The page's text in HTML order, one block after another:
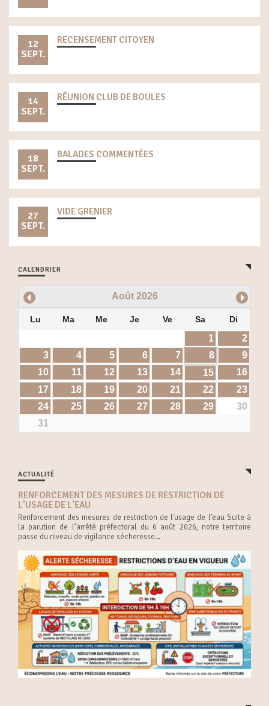
12
SEPT.
RECENSEMENT CITOYEN
14
SEPT.
RÉUNION CLUB DE BOULES
18
SEPT.
BALADES COMMENTÉES
27
SEPT.
VIDE GRENIER
CALENDRIER
Août 2026
Lu Ma Me Je Ve Sa Di
1
2
3
4 5 6 7 8
9
10
11 12 13 14 15
16
17
18 19 20 21 22
23
24
25 26 27 28 29
30
31
ACTUALITÉ
RENFORCEMENT DES MESURES DE RESTRICTION DE
L'USAGE DE L'EAU
Renforcement des mesures de restriction de l'usage de l'eau Suite à
la parution de l’arrêté préfectoral du 6 août 2026, notre territoire
passe du niveau de vigilance sécheresse...